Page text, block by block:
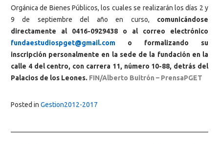
Orgánica de Bienes Públicos, los cuales se realizarán los días 2 y
9 de septiembre del año en curso, comunicándose
directamente al 0416-0929438 o al correo electrónico
fundaestudiospget@gmail.com o formalizando su
inscripción personalmente en la sede de la fundación en la
calle 4 del centro, con carrera 11, número 10-88, detrás del
Palacios de los Leones. FIN/Alberto Buitrón – PrensaPGET
Posted in Gestion2012-2017